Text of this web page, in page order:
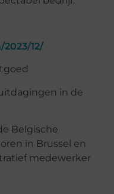
12/
in de
Belgische
in Brussel en
medewerker